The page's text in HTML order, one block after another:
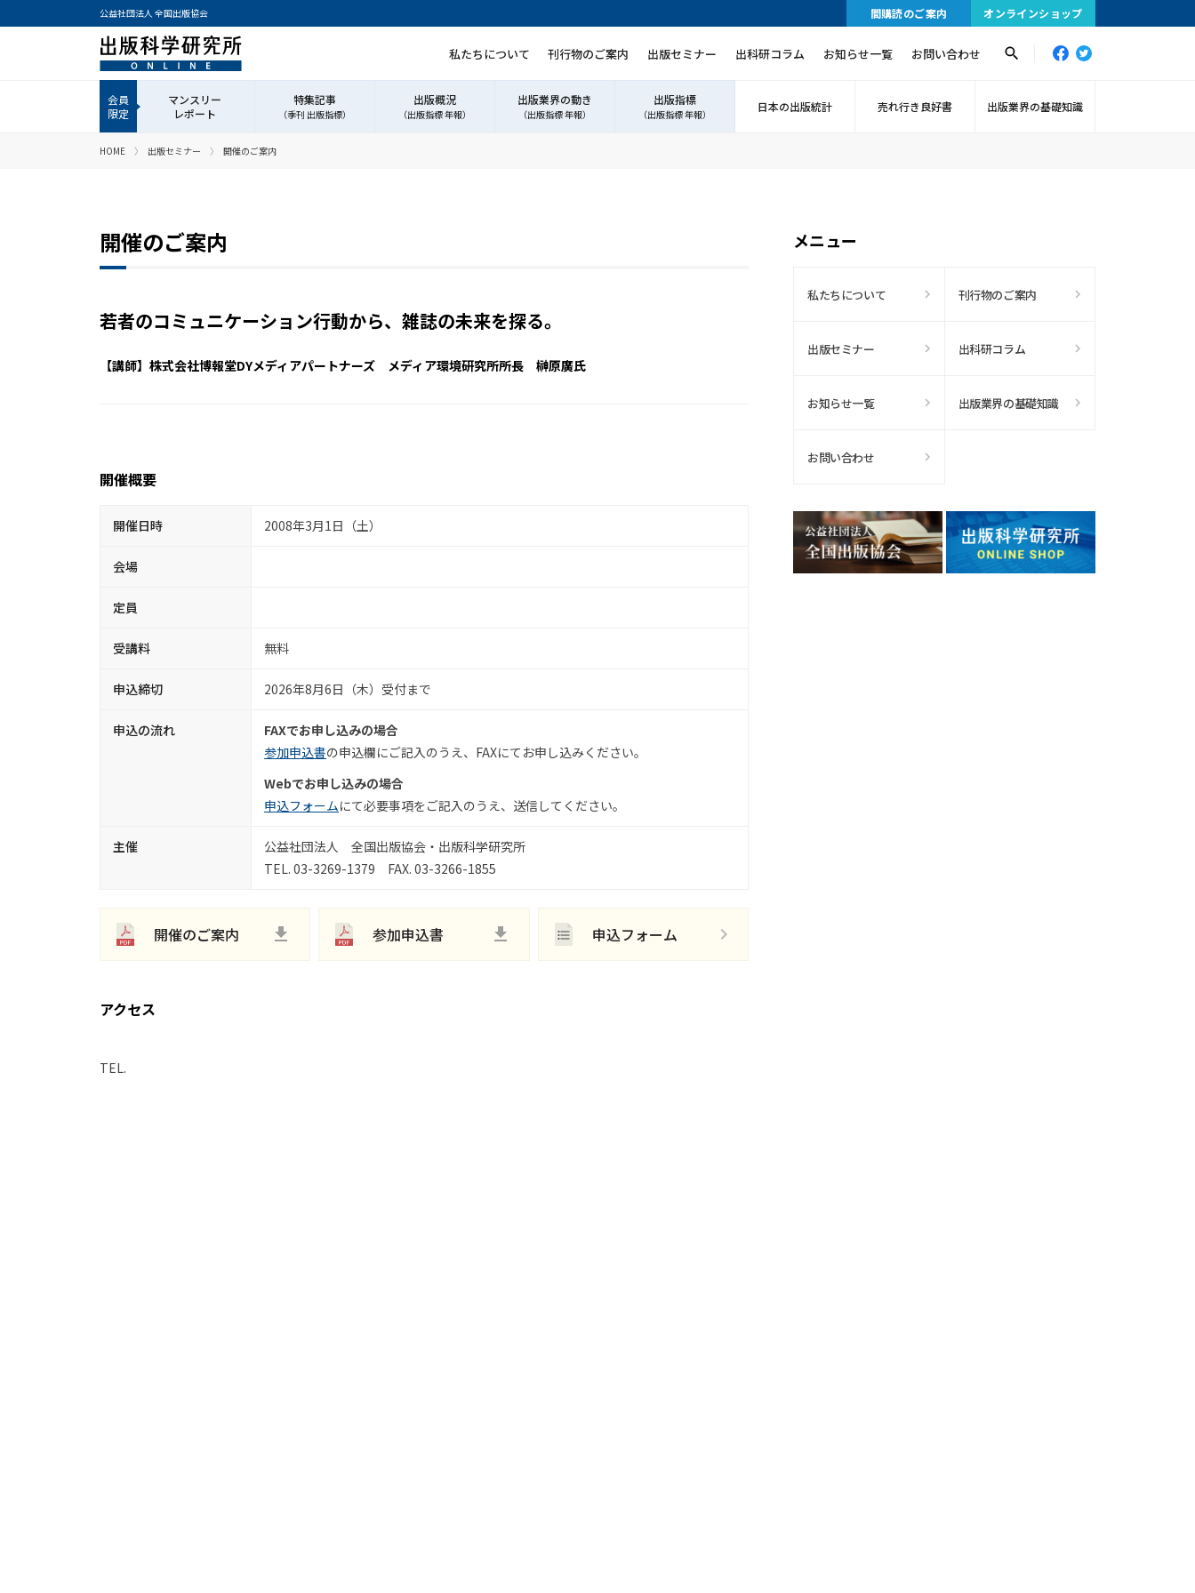
公益社団法人 全国出版協会 間購読のご案内 オンラインショップ
私たちについて 刊行物のご案内 出版セミナー 出科研コラム お知らせ一覧 お問い合わせ
マンスリー
レポート
特集記事
（季刊 出版指標）
出版概況
（出版指標 年報）
出版業界の動き
（出版指標 年報）
出版指標
（出版指標 年報）
日本の出版統計 売れ行き良好書 出版業界の基礎知識
HOME 出版セミナー 開催のご案内
開催のご案内
若者のコミュニケーション行動から、雑誌の未来を探る。
【講師】株式会社博報堂DYメディアパートナーズ メディア環境研究所所長 榊原廣氏
開催概要
開催日時 2008年3月1日（土）
会場
定員
受講料 無料
申込締切 2026年8月6日（木）受付まで
申込の流れ
FAXでお申し込みの場合
参加申込書の申込欄にご記入のうえ、FAXにてお申し込みください。
Webでお申し込みの場合
申込フォームにて必要事項をご記入のうえ、送信してください。
主催
公益社団法人 全国出版協会・出版科学研究所
TEL. 03-3269-1379 FAX. 03-3266-1855
開催のご案内 参加申込書 申込フォーム
アクセス
TEL.
メニュー
私たちについて 刊行物のご案内
出版セミナー 出科研コラム
お知らせ一覧 出版業界の基礎知識
お問い合わせ